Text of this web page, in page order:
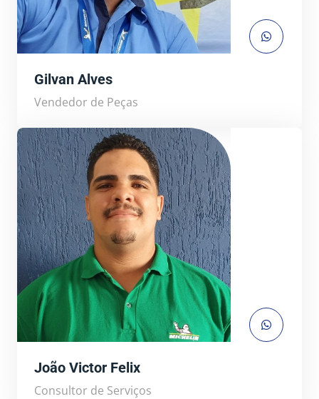
Gilvan Alves
Vendedor de Peças
João Victor Felix
Consultor de Serviços